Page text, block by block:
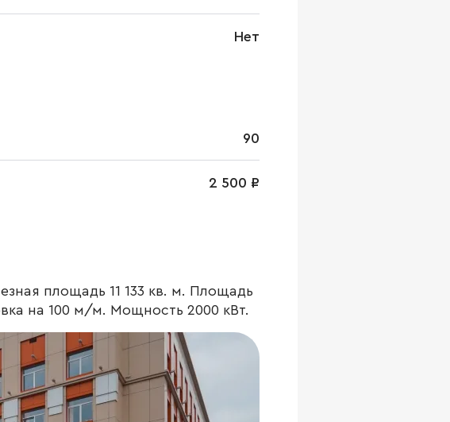
Нет
90
2 500 ₽
площадь 11 133 кв. м. Площадь
на 100 м/м. Мощность 2000 кВт.